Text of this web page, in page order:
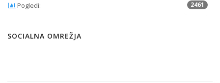
Pogledi: 2461
SOCIALNA OMREŽJA